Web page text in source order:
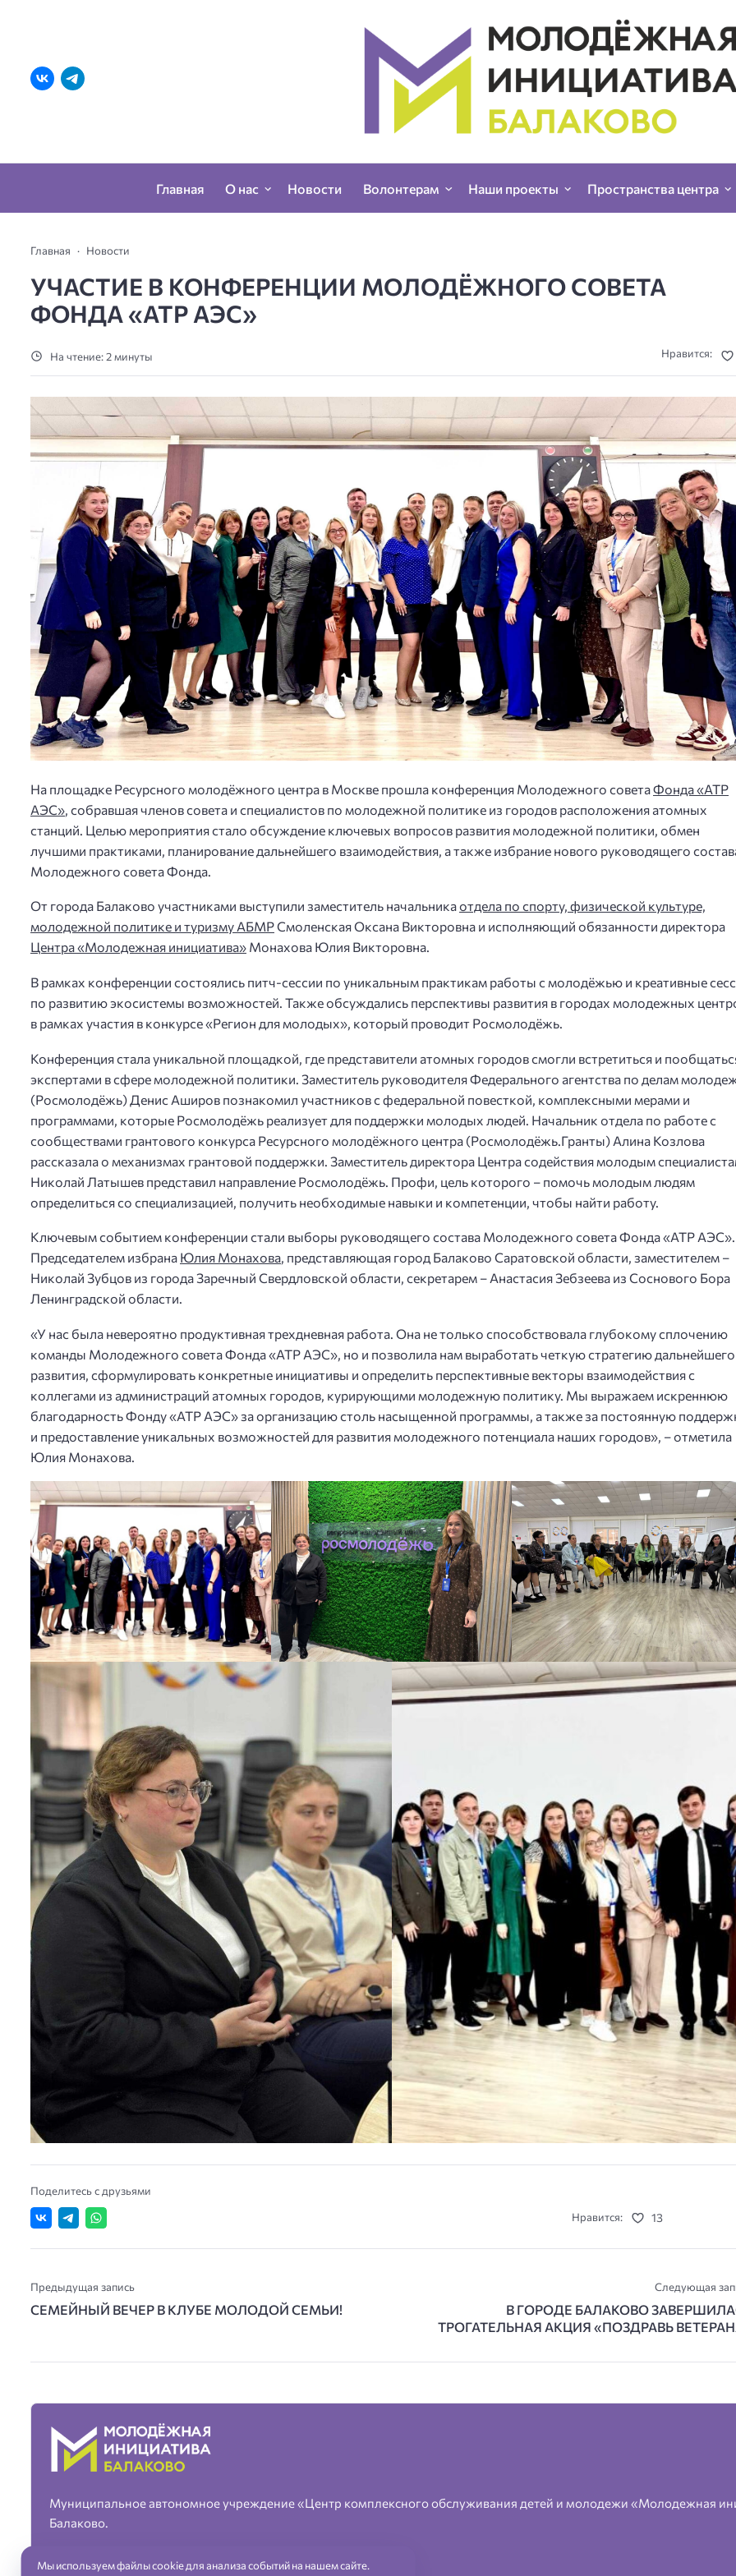
Главная О нас Новости Волонтерам Наши проекты Пространства центра
Главная Новости
УЧАСТИЕ В КОНФЕРЕНЦИИ МОЛОДЁЖНОГО СОВЕТА
ФОНДА «АТР АЭС»
На чтение: 2 минуты Нравится:
На площадке Ресурсного молодёжного центра в Москве прошла конференция Молодежного советаФонда «АТР
АЭС», собравшая членов совета и специалистов по молодежной политике из городов расположения атомных
станций. Целью мероприятия стало обсуждение ключевых вопросов развития молодежной политики, обмен
лучшими практиками, планирование дальнейшего взаимодействия, а также избрание нового руководящего
Молодежного совета Фонда.
От города Балаково участниками выступили заместитель начальникаотдела по спорту, физической культуре,
молодежной политике и туризму АБМРСмоленская Оксана Викторовна и исполняющий обязанности директора
Центра «Молодежная инициатива» Монахова Юлия Викторовна.
В рамках конференции состоялись питч-сессии по уникальным практикам работы с молодёжью и креативные
по развитию экосистемы возможностей. Также обсуждались перспективы развития в городах молодежных
в рамках участия в конкурсе «Регион для молодых», который проводит Росмолодёжь.
Конференция стала уникальной площадкой, где представители атомных городов смогли встретиться и
экспертами в сфере молодежной политики. Заместитель руководителя Федерального агентства по делам
(Росмолодёжь) Денис Аширов познакомил участников с федеральной повесткой, комплексными мерами и
программами, которые Росмолодёжь реализует для поддержки молодых людей. Начальник отдела по работе с
сообществами грантового конкурса Ресурсного молодёжного центра (Росмолодёжь.Гранты) Алина Козлова
рассказала о механизмах грантовой поддержки. Заместитель директора Центра содействия молодым
Николай Латышев представил направление Росмолодёжь. Профи, цель которого – помочь молодым людям
определиться со специализацией, получить необходимые навыки и компетенции, чтобы найти работу.
Ключевым событием конференции стали выборы руководящего состава Молодежного совета Фонда «АТР АЭС».
Председателем избрана Юлия Монахова, представляющая город Балаково Саратовской области, заместителем –
Николай Зубцов из города Заречный Свердловской области, секретарем – Анастасия Зебзеева из Соснового Бора
Ленинградской области.
«У нас была невероятно продуктивная трехдневная работа. Она не только способствовала глубокому сплочению
команды Молодежного совета Фонда «АТР АЭС», но и позволила нам выработать четкую стратегию дальнейшего
развития, сформулировать конкретные инициативы и определить перспективные векторы взаимодействия с
коллегами из администраций атомных городов, курирующими молодежную политику. Мы выражаем искреннюю
благодарность Фонду «АТР АЭС» за организацию столь насыщенной программы, а также за постоянную
и предоставление уникальных возможностей для развития молодежного потенциала наших городов», – отметила
Юлия Монахова.
Поделитесь с друзьями
Нравится: 13
Предыдущая запись
СЕМЕЙНЫЙ ВЕЧЕР В КЛУБЕ МОЛОДОЙ СЕМЬИ!
Следующая
В ГОРОДЕ БАЛАКОВО
ТРОГАТЕЛЬНАЯ АКЦИЯ «ПОЗДРАВЬ
Муниципальное автономное учреждение «Центр комплексного обслуживания детей и молодежи «Молодежная
Балаково.
Мы используем файлы cookie для анализа событий на нашем сайте.